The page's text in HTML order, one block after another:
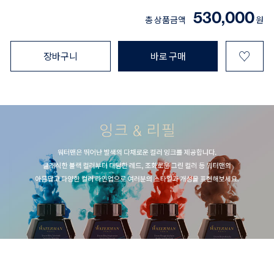
총 상품금액 530,000원
장바구니 바로 구매 ♡